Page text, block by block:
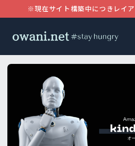
※現在サイト構築中につきレイ
MENU
WordPress
Notion